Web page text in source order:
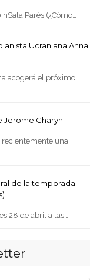
Parés (¿Cómo…
Ucraniana Anna
acogerá el próximo
Jerome Charyn
una
de la temporada
28 de abril a las…